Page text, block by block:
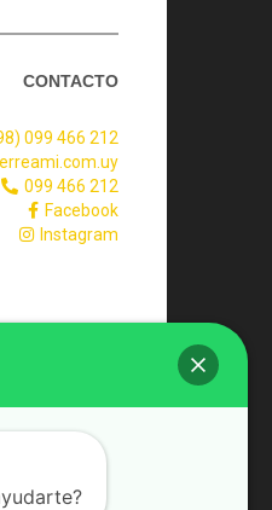
CONTACTO
099 466 212
099 466 212
Facebook
Instagram